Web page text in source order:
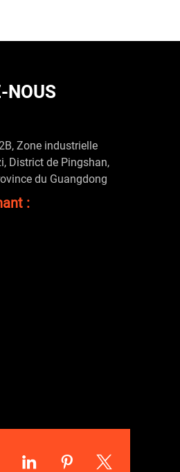
NOUS
Zone industrielle
District de Pingshan,
du Guangdong
: